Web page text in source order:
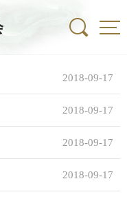
2018-09-17
2018-09-17
2018-09-17
2018-09-17